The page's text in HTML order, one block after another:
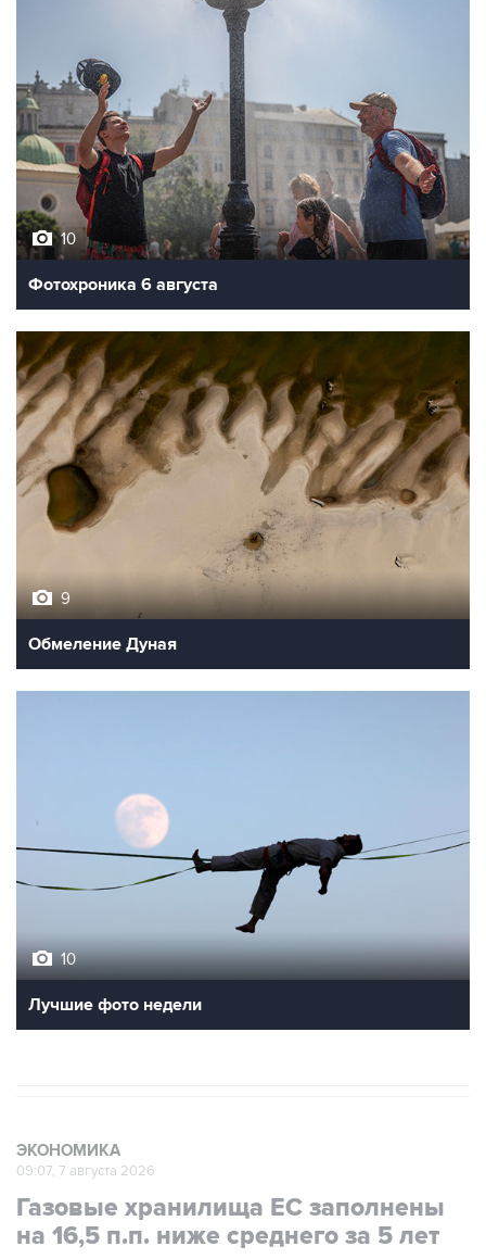
10
Фотохроника 6 августа
9
Обмеление Дуная
10
Лучшие фото недели
ЭКОНОМИКА
09:07, 7 августа 2026
Газовые хранилища ЕС заполнены
на 16,5 п.п. ниже среднего за 5 лет